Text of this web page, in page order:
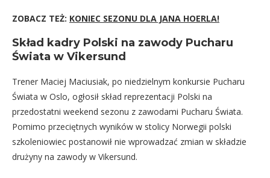
ZOBACZ TEŻ: KONIEC SEZONU DLA JANA HOERLA!
Skład kadry Polski na zawody Pucharu
Świata w Vikersund
Trener Maciej Maciusiak, po niedzielnym konkursie Pucharu
Świata w Oslo, ogłosił skład reprezentacji Polski na
przedostatni weekend sezonu z zawodami Pucharu Świata.
Pomimo przeciętnych wyników w stolicy Norwegii polski
szkoleniowiec postanowił nie wprowadzać zmian w składzie
drużyny na zawody w Vikersund.